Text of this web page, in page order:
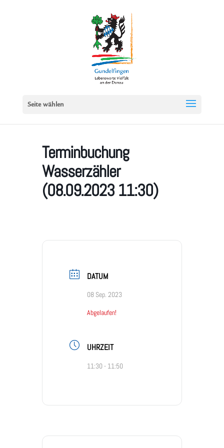
Seite wählen
Terminbuchung
Wasserzähler
(08.09.2023 11:30)
DATUM
08 Sep. 2023
Abgelaufen!
UHRZEIT
11:30 - 11:50